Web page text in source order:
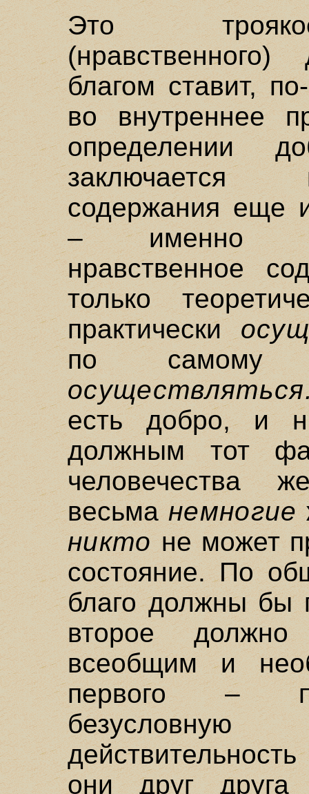
Это
благом ставит,
во внутреннее
определении
заключается
содержания еще
– именно
нравственное
только
практически
по
есть добро, и
должным тот
человечества
весьма немногие
никтоне может
состояние. По
благо должны бы
второе
всеобщим и
первого –
безусловную
они друг друга